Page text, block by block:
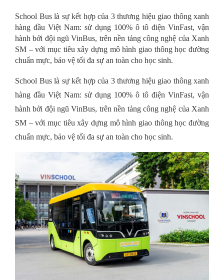
School Bus là sự kết hợp của 3 thương hiệu giao thông xanh
hàng đầu Việt Nam: sử dụng 100% ô tô điện VinFast, vận
hành bởi đội ngũ VinBus, trên nền tảng công nghệ của Xanh
SM – với mục tiêu xây dựng mô hình giao thông học đường
chuẩn mực, bảo vệ tối đa sự an toàn cho học sinh.
School Bus là sự kết hợp của 3 thương hiệu giao thông xanh
hàng đầu Việt Nam: sử dụng 100% ô tô điện VinFast, vận
hành bởi đội ngũ VinBus, trên nền tảng công nghệ của Xanh
SM – với mục tiêu xây dựng mô hình giao thông học đường
chuẩn mực, bảo vệ tối đa sự an toàn cho học sinh.